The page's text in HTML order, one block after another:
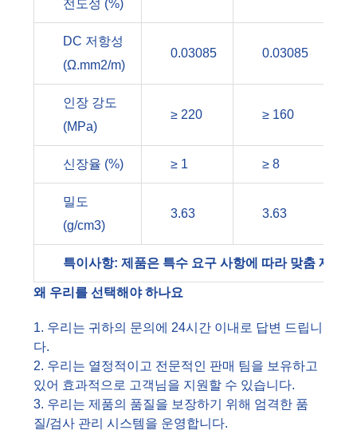
전도성 (%)
DC 저항성
(Ω.mm2/m)
0.03085 0.03085
인장 강도
(MPa)
≥ 220 ≥ 160
신장율 (%) ≥ 1 ≥ 8
밀도
(g/cm3)
3.63 3.63
특이사항: 제품은 특수 요구 사항에 따라 맞춤 제작
왜 우리를 선택해야 하나요
1. 우리는 귀하의 문의에 24시간 이내로 답변 드립니
다.
2. 우리는 열정적이고 전문적인 판매 팀을 보유하고
있어 효과적으로 고객님을 지원할 수 있습니다.
3. 우리는 제품의 품질을 보장하기 위해 엄격한 품
질/검사 관리 시스템을 운영합니다.